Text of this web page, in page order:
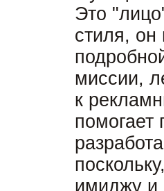
Это
стиля, он
миссии,
к
помогает
имиджу и